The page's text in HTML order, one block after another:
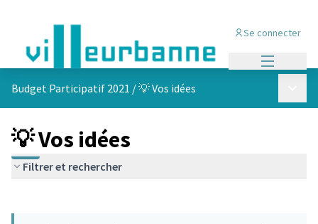
Se connecter
Budget Participatif 2021 /💡 Vos idées
💡 Vos idées
Filtrer et rechercher